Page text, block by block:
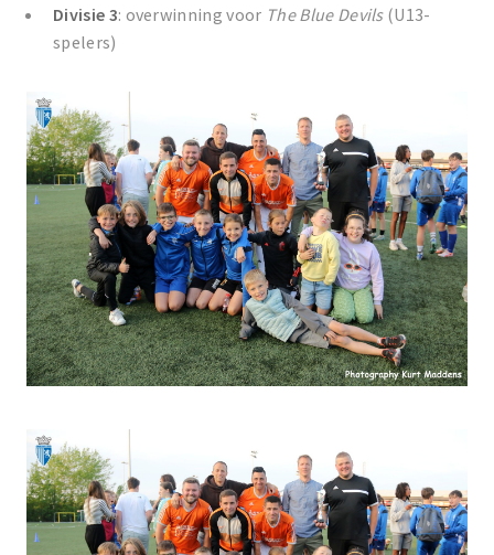
Divisie 3: overwinning voor The Blue Devils(U13-
spelers)